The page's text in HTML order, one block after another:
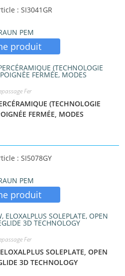
: SI3041GR
PEM
produit
Fer
(TECHNOLOGIE
FERMÉE, MODES
: SI5078GY
PEM
produit
Fer
SOLEPLATE, OPEN
3D TECHNOLOGY